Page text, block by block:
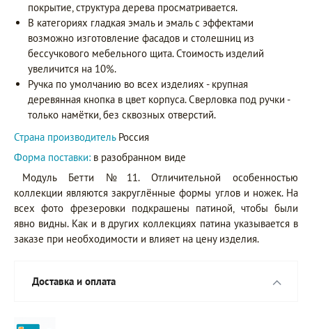
покрытие, структура дерева просматривается.
В категориях гладкая эмаль и эмаль с эффектами
возможно изготовление фасадов и столешниц из
бессучкового мебельного щита. Стоимость изделий
увеличится на 10%.
Ручка по умолчанию во всех изделиях - крупная
деревянная кнопка в цвет корпуса. Сверловка под ручки -
только намётки, без сквозных отверстий.
Страна производитель Россия
Форма поставки: в разобранном виде
Модуль Бетти №11. Отличительной особенностью
коллекции являются закруглённые формы углов и ножек. На
всех фото фрезеровки подкрашены патиной, чтобы были
явно видны. Как и в других коллекциях патина указывается в
заказе при необходимости и влияет на цену изделия.
Доставка и оплата